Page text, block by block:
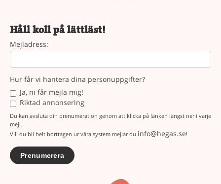
Håll koll på lättläst!
Mejladress:
Hur får vi hantera dina personuppgifter?
Ja, ni får mejla mig!
Riktad annonsering
Du kan avsluta din prenumeration genom att klicka på länken längst ner i varje
mejl.
Vill du bli helt borttagen ur våra system mejlar du info@hegas.se!